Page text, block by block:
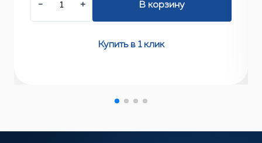
− + В корзину
Купить в 1 клик